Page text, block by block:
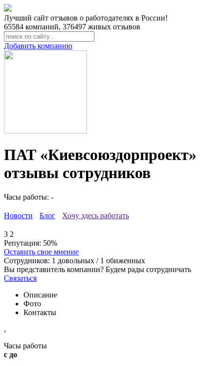
Лучший сайт отзывов о работодателях в России!
65584 компаний, 376497 живых отзывов
Добавить компанию
ПАТ «Киевсоюздорпроект»
отзывы сотрудников
Часы работы: -
Новости Блог Хочу здесь работать
3 2
Репутация: 50%
Оставить свое мнение
Сотрудников: 1 довольных / 1 обиженных
Вы представитель компании? Будем рады сотрудничать
Связаться
Описание
Фото
Контакты
,
Часы работы
с до